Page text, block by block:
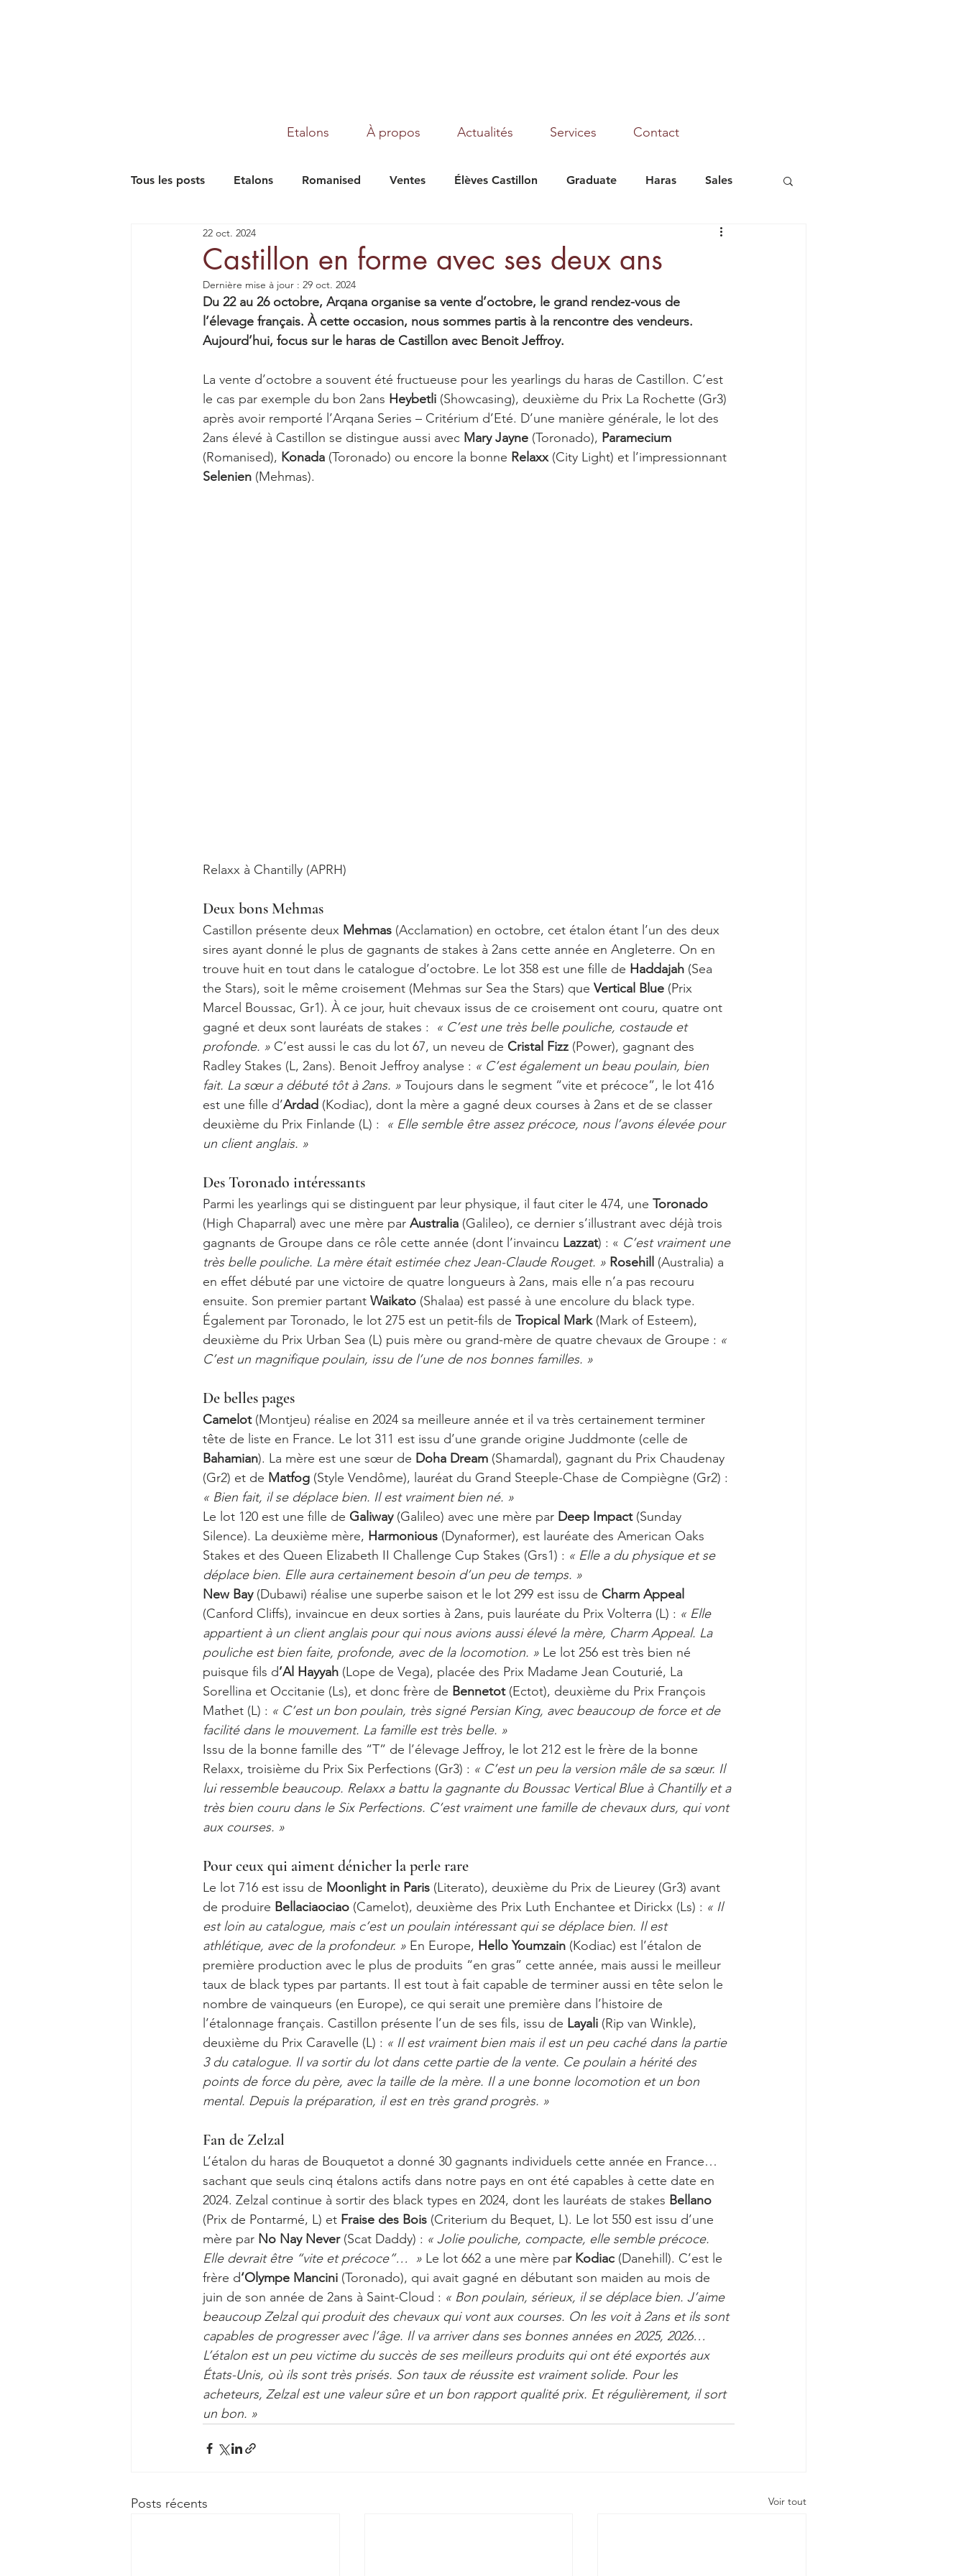
Etalons À propos Actualités Services Contact
Tous les posts Etalons Romanised Ventes Élèves Castillon Graduate Haras Sales
Partenaires Farm Marhaba Ya Sanafi
Castillon en forme avec ses deux ans
22 oct. 2024
Dernière mise à jour : 29 oct. 2024
Du 22 au 26 octobre, Arqana organise sa vente d’octobre, le grand rendez-vous de
l’élevage français. À cette occasion, nous sommes partis à la rencontre des vendeurs.
Aujourd’hui, focus sur le haras de Castillon avec Benoit Jeffroy.
La vente d’octobre a souvent été fructueuse pour les yearlings du haras de Castillon. C’est
le cas par exemple du bon 2ans Heybetli (Showcasing), deuxième du Prix La Rochette (Gr3)
après avoir remporté l’Arqana Series – Critérium d’Eté. D’une manière générale, le lot des
2ans élevé à Castillon se distingue aussi avec Mary Jayne (Toronado), Paramecium
(Romanised), Konada (Toronado) ou encore la bonne Relaxx (City Light) et l’impressionnant
Selenien (Mehmas).
Relaxx à Chantilly (APRH)
Deux bons Mehmas
Castillon présente deux Mehmas (Acclamation) en octobre, cet étalon étant l’un des deux
sires ayant donné le plus de gagnants de stakes à 2ans cette année en Angleterre. On en
trouve huit en tout dans le catalogue d’octobre. Le lot 358 est une fille de Haddajah (Sea
the Stars), soit le même croisement (Mehmas sur Sea the Stars) que Vertical Blue (Prix
Marcel Boussac, Gr1). À ce jour, huit chevaux issus de ce croisement ont couru, quatre ont
gagné et deux sont lauréats de stakes : « C’est une très belle pouliche, costaude et
profonde. » C’est aussi le cas du lot 67, un neveu de Cristal Fizz (Power), gagnant des
Radley Stakes (L, 2ans). Benoit Jeffroy analyse : « C’est également un beau poulain, bien
fait. La sœur a débuté tôt à 2ans. » Toujours dans le segment “vite et précoce”, le lot 416
est une fille d’Ardad (Kodiac), dont la mère a gagné deux courses à 2ans et de se classer
deuxième du Prix Finlande (L) : « Elle semble être assez précoce, nous l’avons élevée pour
un client anglais. »
Des Toronado intéressants
Parmi les yearlings qui se distinguent par leur physique, il faut citer le 474, une Toronado
(High Chaparral) avec une mère par Australia (Galileo), ce dernier s’illustrant avec déjà trois
gagnants de Groupe dans ce rôle cette année (dont l’invaincu Lazzat) : « C’est vraiment une
très belle pouliche. La mère était estimée chez Jean-Claude Rouget. » Rosehill (Australia) a
en effet débuté par une victoire de quatre longueurs à 2ans, mais elle n’a pas recouru
ensuite. Son premier partant Waikato (Shalaa) est passé à une encolure du black type.
Également par Toronado, le lot 275 est un petit-fils de Tropical Mark (Mark of Esteem),
deuxième du Prix Urban Sea (L) puis mère ou grand-mère de quatre chevaux de Groupe : «
C’est un magnifique poulain, issu de l’une de nos bonnes familles. »
De belles pages
Camelot (Montjeu) réalise en 2024 sa meilleure année et il va très certainement terminer
tête de liste en France. Le lot 311 est issu d’une grande origine Juddmonte (celle de
Bahamian). La mère est une sœur de Doha Dream (Shamardal), gagnant du Prix Chaudenay
(Gr2) et de Matfog (Style Vendôme), lauréat du Grand Steeple-Chase de Compiègne (Gr2) :
« Bien fait, il se déplace bien. Il est vraiment bien né. »
Le lot 120 est une fille de Galiway (Galileo) avec une mère par Deep Impact (Sunday
Silence). La deuxième mère, Harmonious (Dynaformer), est lauréate des American Oaks
Stakes et des Queen Elizabeth II Challenge Cup Stakes (Grs1) : « Elle a du physique et se
déplace bien. Elle aura certainement besoin d’un peu de temps. »
New Bay (Dubawi) réalise une superbe saison et le lot 299 est issu de Charm Appeal
(Canford Cliffs), invaincue en deux sorties à 2ans, puis lauréate du Prix Volterra (L) : « Elle
appartient à un client anglais pour qui nous avions aussi élevé la mère, Charm Appeal. La
pouliche est bien faite, profonde, avec de la locomotion. » Le lot 256 est très bien né
puisque fils d’Al Hayyah (Lope de Vega), placée des Prix Madame Jean Couturié, La
Sorellina et Occitanie (Ls), et donc frère de Bennetot (Ectot), deuxième du Prix François
Mathet (L) : « C’est un bon poulain, très signé Persian King, avec beaucoup de force et de
facilité dans le mouvement. La famille est très belle. »
Issu de la bonne famille des “T” de l’élevage Jeffroy, le lot 212 est le frère de la bonne
Relaxx, troisième du Prix Six Perfections (Gr3) : « C’est un peu la version mâle de sa sœur. Il
lui ressemble beaucoup. Relaxx a battu la gagnante du Boussac Vertical Blue à Chantilly et a
très bien couru dans le Six Perfections. C’est vraiment une famille de chevaux durs, qui vont
aux courses. »
Pour ceux qui aiment dénicher la perle rare
Le lot 716 est issu de Moonlight in Paris (Literato), deuxième du Prix de Lieurey (Gr3) avant
de produire Bellaciaociao (Camelot), deuxième des Prix Luth Enchantee et Dirickx (Ls) : « Il
est loin au catalogue, mais c’est un poulain intéressant qui se déplace bien. Il est
athlétique, avec de la profondeur. » En Europe, Hello Youmzain (Kodiac) est l’étalon de
première production avec le plus de produits “en gras” cette année, mais aussi le meilleur
taux de black types par partants. Il est tout à fait capable de terminer aussi en tête selon le
nombre de vainqueurs (en Europe), ce qui serait une première dans l’histoire de
l’étalonnage français. Castillon présente l’un de ses fils, issu de Layali (Rip van Winkle),
deuxième du Prix Caravelle (L) : « Il est vraiment bien mais il est un peu caché dans la partie
3 du catalogue. Il va sortir du lot dans cette partie de la vente. Ce poulain a hérité des
points de force du père, avec la taille de la mère. Il a une bonne locomotion et un bon
mental. Depuis la préparation, il est en très grand progrès. »
Fan de Zelzal
L’étalon du haras de Bouquetot a donné 30 gagnants individuels cette année en France…
sachant que seuls cinq étalons actifs dans notre pays en ont été capables à cette date en
2024. Zelzal continue à sortir des black types en 2024, dont les lauréats de stakes Bellano
(Prix de Pontarmé, L) et Fraise des Bois (Criterium du Bequet, L). Le lot 550 est issu d’une
mère par No Nay Never (Scat Daddy) : « Jolie pouliche, compacte, elle semble précoce.
Elle devrait être “vite et précoce”…  » Le lot 662 a une mère par Kodiac (Danehill). C’est le
frère d‘Olympe Mancini (Toronado), qui avait gagné en débutant son maiden au mois de
juin de son année de 2ans à Saint-Cloud : « Bon poulain, sérieux, il se déplace bien. J’aime
beaucoup Zelzal qui produit des chevaux qui vont aux courses. On les voit à 2ans et ils sont
capables de progresser avec l’âge. Il va arriver dans ses bonnes années en 2025, 2026…
L’étalon est un peu victime du succès de ses meilleurs produits qui ont été exportés aux
États-Unis, où ils sont très prisés. Son taux de réussite est vraiment solide. Pour les
acheteurs, Zelzal est une valeur sûre et un bon rapport qualité prix. Et régulièrement, il sort
un bon. »
Posts récents Voir tout